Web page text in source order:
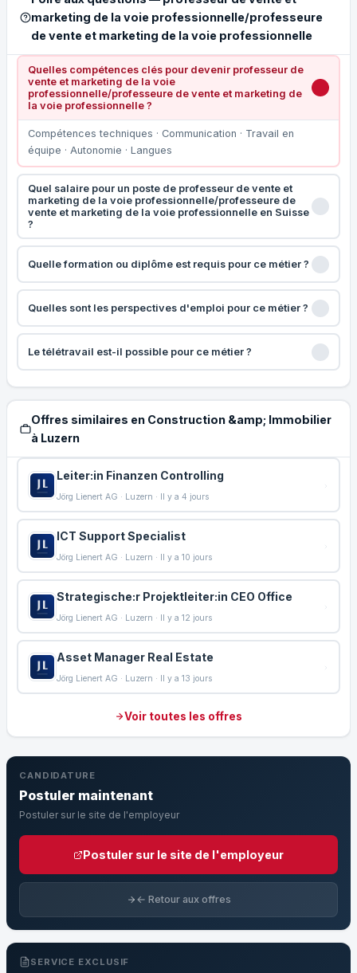
marketing de la voie professionnelle/professeure
de vente et marketing de la voie professionnelle
Quelles compétences clés pour devenir professeur de
vente et marketing de la voie
professionnelle/professeure de vente et marketing de
la voie professionnelle ?
Compétences techniques · Communication · Travail en
équipe · Autonomie · Langues
Quel salaire pour un poste de professeur de vente et
marketing de la voie professionnelle/professeure de
vente et marketing de la voie professionnelle en Suisse
?
Quelle formation ou diplôme est requis pour ce métier ?
Quelles sont les perspectives d'emploi pour ce métier ?
Le télétravail est-il possible pour ce métier ?
Offres similaires en Construction &amp; Immobilier
à Luzern
Leiter:in Finanzen Controlling
Jörg Lienert AG · Luzern · Il y a 4 jours
ICT Support Specialist
Jörg Lienert AG · Luzern · Il y a 10 jours
Strategische:r Projektleiter:in CEO Office
Jörg Lienert AG · Luzern · Il y a 12 jours
Asset Manager Real Estate
Jörg Lienert AG · Luzern · Il y a 13 jours
Voir toutes les offres
CANDIDATURE
Postuler maintenant
Postuler sur le site de l'employeur
Postuler sur le site de l'employeur
← Retour aux offres
SERVICE EXCLUSIF